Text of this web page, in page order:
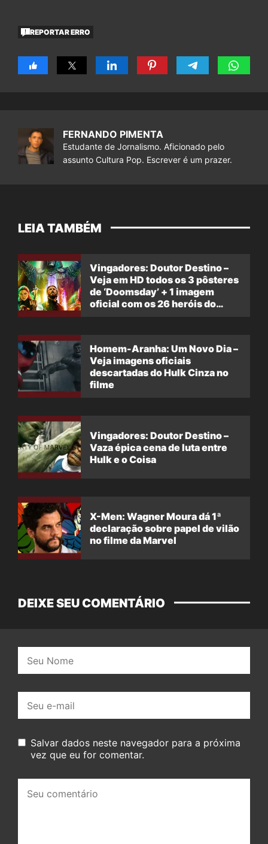
REPORTAR ERRO
FERNANDO PIMENTA
Estudante de Jornalismo. Aficionado pelo
assunto Cultura Pop. Escrever é um prazer.
LEIA TAMBÉM
Vingadores: Doutor Destino –
Veja em HD todos os 3 pôsteres
de ‘Doomsday’ + 1 imagem
oficial com os 26 heróis do
Homem-Aranha: Um Novo Dia –
Veja imagens oficiais
descartadas do Hulk Cinza no
filme
Vingadores: Doutor Destino –
Vaza épica cena de luta entre
Hulk e o Coisa
X-Men: Wagner Moura dá 1ª
declaração sobre papel de vilão
no filme da Marvel
DEIXE SEU COMENTÁRIO
mail:
Salvar dados neste navegador para a próxima
vez que eu for comentar.
comentário: